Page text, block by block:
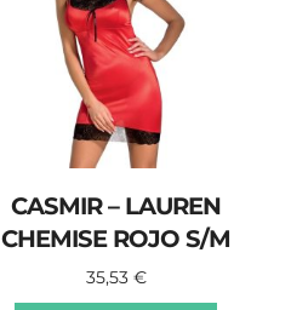
CASMIR – LAUREN
CHEMISE ROJO S/M
35,53 €